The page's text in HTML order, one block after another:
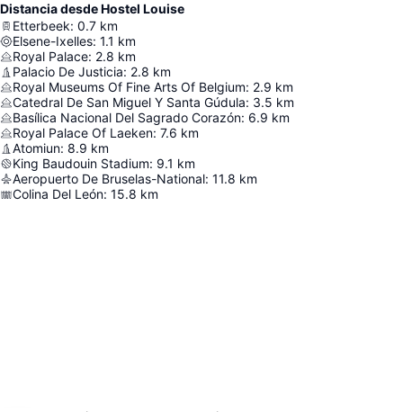
Distancia desde Hostel Louise
Etterbeek: 0.7 km
Elsene-Ixelles: 1.1 km
Royal Palace: 2.8 km
Palacio De Justicia: 2.8 km
Royal Museums Of Fine Arts Of Belgium: 2.9 km
Catedral De San Miguel Y Santa Gúdula: 3.5 km
Basílica Nacional Del Sagrado Corazón: 6.9 km
Royal Palace Of Laeken: 7.6 km
Atomiun: 8.9 km
King Baudouin Stadium: 9.1 km
Aeropuerto De Bruselas-National: 11.8 km
Colina Del León: 15.8 km